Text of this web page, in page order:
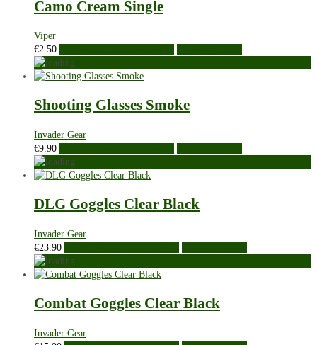
Camo Cream Single
Viper
€2.50
Shooting Glasses Smoke
Invader Gear
€9.90
DLG Goggles Clear Black
Invader Gear
€23.90
Combat Goggles Clear Black
Invader Gear